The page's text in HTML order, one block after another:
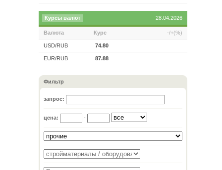
Курсы валют 28.04.2026
Валюта Курс -/+(%)
USD/RUB 74.80
EUR/RUB 87.88
Фильтр
запрос:
цена: -